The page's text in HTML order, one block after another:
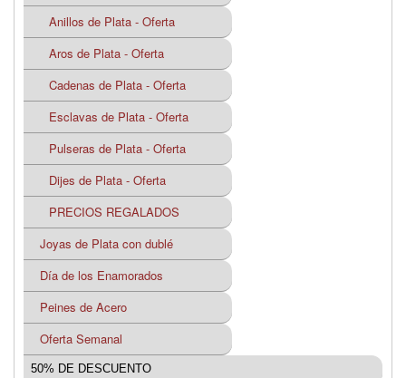
Anillos de Plata - Oferta
Aros de Plata - Oferta
Cadenas de Plata - Oferta
Esclavas de Plata - Oferta
Pulseras de Plata - Oferta
Dijes de Plata - Oferta
PRECIOS REGALADOS
Joyas de Plata con dublé
Día de los Enamorados
Peines de Acero
Oferta Semanal
50% DE DESCUENTO